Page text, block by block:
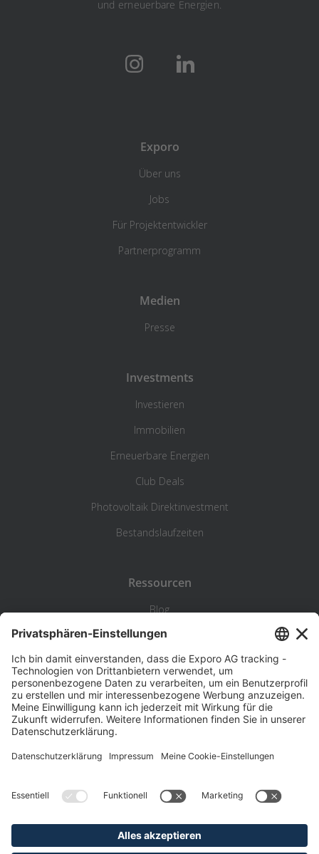
und erneuerbare Energien.
Exporo
Über uns
Jobs
Für Projektentwickler
Partnerprogramm
Medien
Presse
Investments
Investieren
Immobilien
Erneuerbare Energien
Club Deals
Photovoltaik Direktinvestment
Bestandslaufzeiten
Ressourcen
Blog
Statistik
Wiki
Standortanalyse
Hilfe & Kontakt
©Exporo AG 2026
AGB